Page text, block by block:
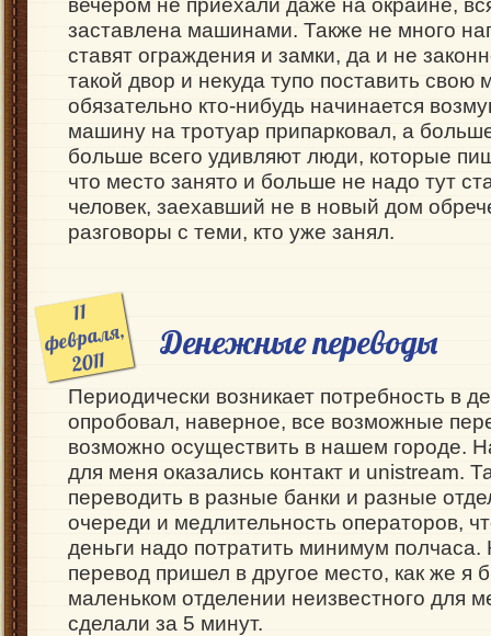
заставлена машинами. Также не много
ставят ограждения и замки, да и не
такой двор и некуда тупо поставить
обязательно кто-нибудь начинается
машину на тротуар припарковал, а
больше всего удивляют люди, которые
что место занято и больше не надо тут
человек, заехавший не в новый дом
разговоры с теми, кто уже занял.
11
февраля,
2011
Денежные переводы
Периодически возникает потребность в
опробовал, наверное, все возможные
возможно осуществить в нашем городе.
для меня оказались контакт и unistream.
переводить в разные банки и разные
очереди и медлительность операторов,
деньги надо потратить минимум полчаса.
перевод пришел в другое место, как же я
маленьком отделении неизвестного для
сделали за 5 минут.